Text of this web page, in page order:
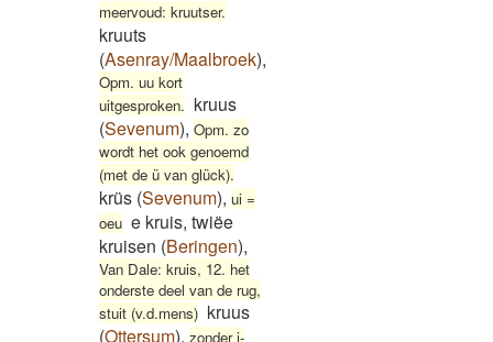
meervoud: kruutser.
kruuts
(Asenray/Maalbroek),
Opm. uu kort
uitgesproken. kruus
(Sevenum), Opm. zo
wordt het ook genoemd
(met de ü van glück).
krüs (Sevenum), ui =
oeu e kruis, twiëe
kruisen (Beringen),
Van Dale: kruis, 12. het
onderste deel van de rug,
stuit (v.d.mens) kruus
(Ottersum), zonder i-